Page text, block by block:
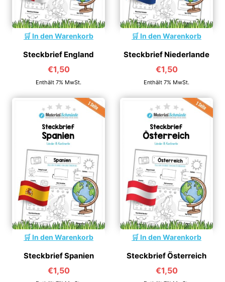
In den Warenkorb
Steckbrief England
€1,50
Enthält 7% MwSt.
In den Warenkorb
Steckbrief Niederlande
€1,50
Enthält 7% MwSt.
In den Warenkorb
Steckbrief Spanien
€1,50
In den Warenkorb
Steckbrief Österreich
€1,50